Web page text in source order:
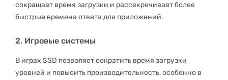
сокращает время загрузки и рассекречивает более
быстрые времена ответа для приложений.
2. Игровые системы
В играх SSD позволяет сократить время загрузки
уровней и повысить производительность, особенно в